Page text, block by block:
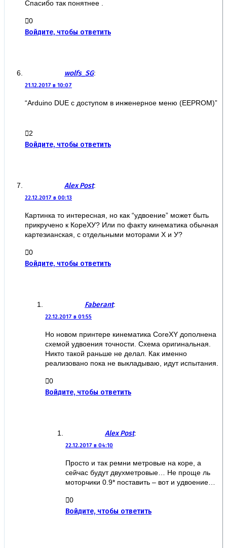
Спасибо так понятнее .
0
Войдите, чтобы ответить
wolfs_SG:
21.12.2017 в 10:07
“Arduino DUE с доступом в инженерное меню (EEPROM)”
2
Войдите, чтобы ответить
Alex Post:
22.12.2017 в 00:13
Картинка то интересная, но как “удвоение” может быть
прикручено к КореХУ? Или по факту кинематика обычная
картезианская, с отдельными моторами Х и У?
0
Войдите, чтобы ответить
Faberant:
22.12.2017 в 01:55
Но новом принтере кинематика CoreXY дополнена
схемой удвоения точности. Схема оригинальная.
Никто такой раньше не делал. Как именно
реализовано пока не выкладываю, идут испытания.
0
Войдите, чтобы ответить
Alex Post:
22.12.2017 в 04:10
Просто и так ремни метровые на коре, а
сейчас будут двухметровые… Не проще ль
моторчики 0.9* поставить – вот и удвоение…
0
Войдите, чтобы ответить